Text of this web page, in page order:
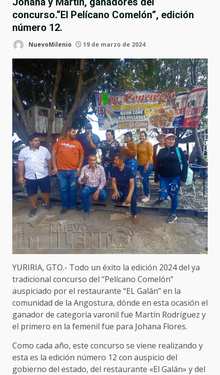
concurso.“El Pelícano Comelón”, edición
número 12.
NuevoMilenio 19 de marzo de 2024
YURIRIA, GTO.- Todo un éxito la edición 2024 del ya
tradicional concurso del “Pelícano Comelón”
auspiciado por el restaurante “EL Galán” en la
comunidad de la Angostura, dónde en esta ocasión el
ganador de categoría varonil fue Martín Rodríguez y
el primero en la femenil fue para Johana Flores.
Como cada año, este concurso se viene realizando y
esta es la edición número 12 con auspicio del
gobierno del estado, del restaurante «El Galán» y del